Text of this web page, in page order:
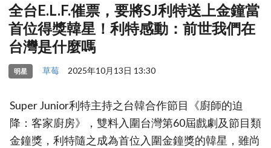
全台E.L.F.催票，要將SJ利特送上金鐘當
首位得獎韓星！利特感動：前世我們在
台灣是什麼嗎
明星 草莓 2025年10月13日 13:30
Super Junior利特主持之台韓合作節目《廚師的迫
降：客家廚房》，雙料入圍台灣第60屆戲劇及節目類
金鐘獎，利特隨之成為首位入圍金鐘獎的韓星，雖尚